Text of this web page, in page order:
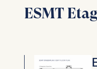
ESMT